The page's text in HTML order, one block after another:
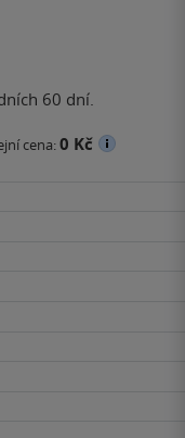
60 dní.
cena:0 Kč